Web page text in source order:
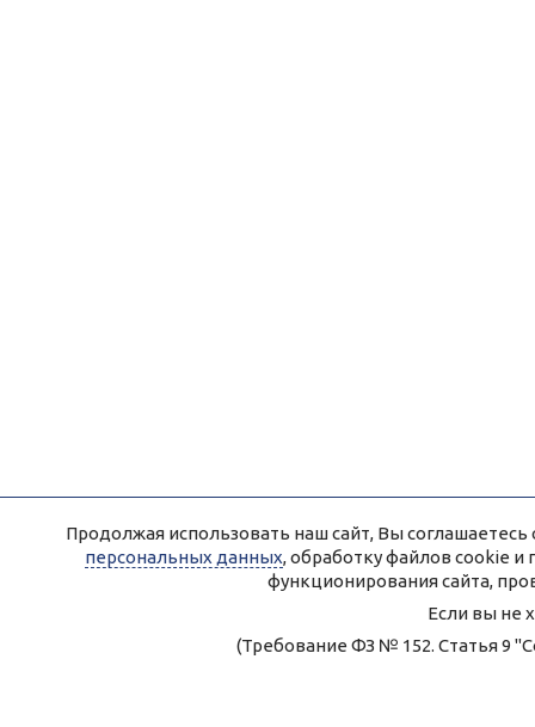
Продолжая использовать наш сайт, Вы соглашаетесь
персональных данных, обработку файлов cookie
функционирования сайта,
Если вы не
(Требование ФЗ № 152. Статья 9